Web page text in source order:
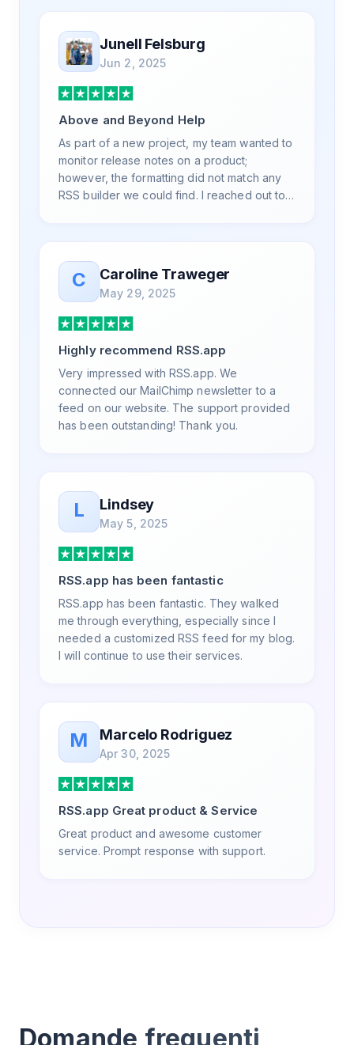
your RSS feed needs. Our trucking news
hub website couldn't work without it. Thank
you.
Junell Felsburg
Jun 2, 2025
Above and Beyond Help
As part of a new project, my team wanted to
monitor release notes on a product;
however, the formatting did not match any
RSS builder we could find. I reached out to
was knowledgeable, kind, and clearly
wanted to understand the issue. It has been
a few weeks, but after many revisions and
direct support, all of my release notes are in
a way that my users understand and find
value in. Honestly, it has been an
exceptional experience, and I will be
pushing everyone I know to RSS.app for
their RSS needs.
C Caroline Traweger
May 29, 2025
Highly recommend RSS.app
Very impressed with RSS.app. We
connected our MailChimp newsletter to a
feed on our website. The support provided
has been outstanding! Thank you.
L Lindsey
May 5, 2025
RSS.app has been fantastic
RSS.app has been fantastic. They walked
me through everything, especially since I
needed a customized RSS feed for my blog.
I will continue to use their services.
M Marcelo Rodriguez
Apr 30, 2025
RSS.app Great product & Service
Great product and awesome customer
service. Prompt response with support.
Domande frequenti